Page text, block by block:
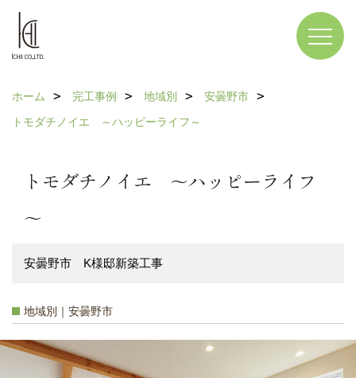
ホーム 完工事例 地域別
安曇野市
トモダチノイエ ～ハッピーライフ～
トモダチノイエ ～ハッピーライフ
～
安曇野市 K様邸新築工事
地域別｜安曇野市